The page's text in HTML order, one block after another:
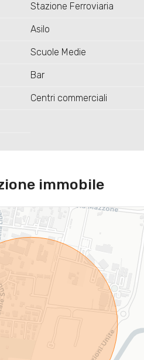
Stazione Ferroviaria
Asilo
Scuole Medie
Bar
Centri commerciali
immobile